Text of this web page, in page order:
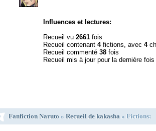
Influences et lectures:
Recueil vu 2661 fois
Recueil contenant 4fictions, avec 4
Recueil commenté 38 fois
Recueil mis à jour pour la dernière
Fanfiction Naruto » Recueil de kakasha » Fictions: